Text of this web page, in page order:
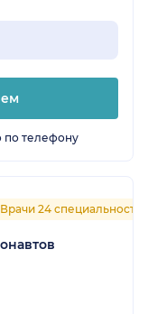
по телефону
Врачи 24